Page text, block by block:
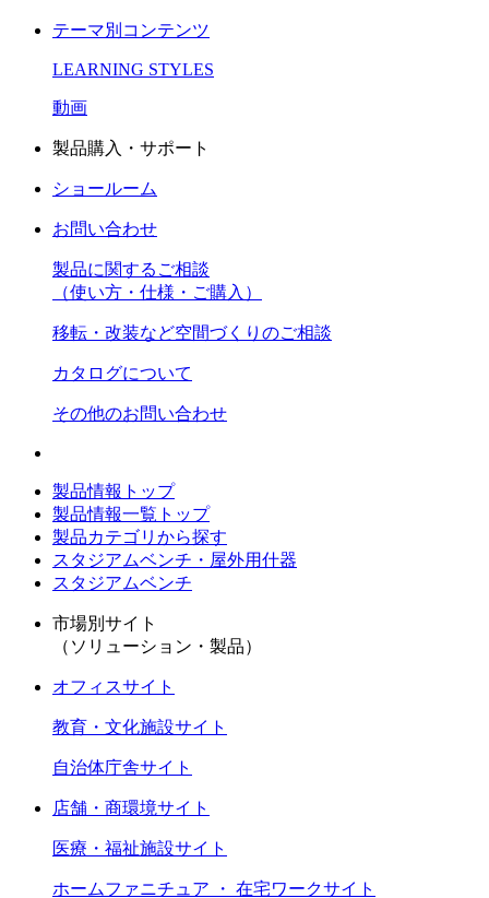
テーマ別コンテンツ
LEARNING STYLES
動画
製品購入・サポート
ショールーム
お問い合わせ
製品に関するご相談
（使い方・仕様・ご購入）
移転・改装など空間づくりのご相談
カタログについて
その他のお問い合わせ
製品情報トップ
製品情報一覧トップ
製品カテゴリから探す
スタジアムベンチ・屋外用什器
スタジアムベンチ
市場別サイト
（ソリューション・製品）
オフィスサイト
教育・文化施設サイト
自治体庁舎サイト
店舗・商環境サイト
医療・福祉施設サイト
ホームファニチュア ・ 在宅ワークサイト